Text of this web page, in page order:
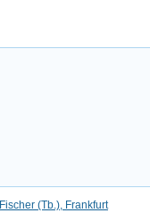
Fischer (Tb.), Frankfurt